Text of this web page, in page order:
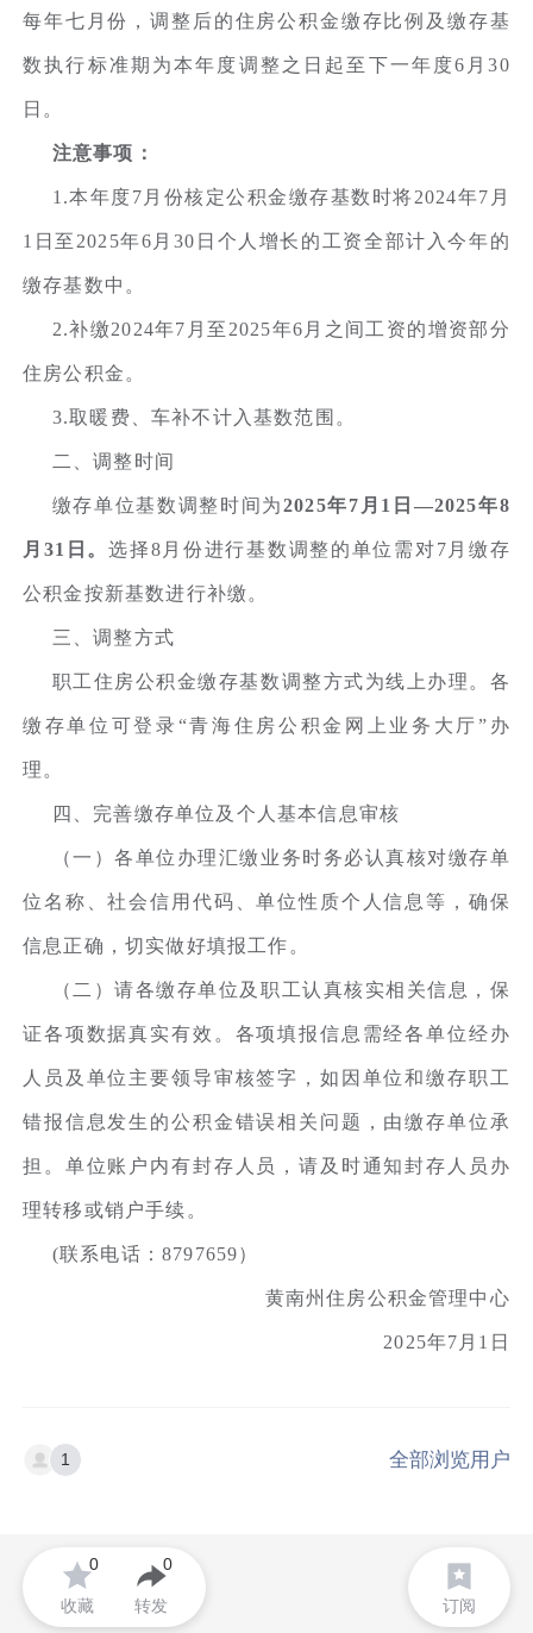
每年七月份，调整后的住房公积金缴存比例及缴存基
数执行标准期为本年度调整之日起至下一年度6月30
日。
注意事项：
1.本年度7月份核定公积金缴存基数时将2024年7月
1日至2025年6月30日个人增长的工资全部计入今年的
缴存基数中。
2.补缴2024年7月至2025年6月之间工资的增资部分
住房公积金。
3.取暖费、车补不计入基数范围。
二、调整时间
缴存单位基数调整时间为2025年7月1日—2025年8
月31日。选择8月份进行基数调整的单位需对7月缴存
公积金按新基数进行补缴。
三、调整方式
职工住房公积金缴存基数调整方式为线上办理。各
缴存单位可登录“青海住房公积金网上业务大厅”办
理。
四、完善缴存单位及个人基本信息审核
（一）各单位办理汇缴业务时务必认真核对缴存单
位名称、社会信用代码、单位性质个人信息等，确保
信息正确，切实做好填报工作。
（二）请各缴存单位及职工认真核实相关信息，保
证各项数据真实有效。各项填报信息需经各单位经办
人员及单位主要领导审核签字，如因单位和缴存职工
错报信息发生的公积金错误相关问题，由缴存单位承
担。单位账户内有封存人员，请及时通知封存人员办
理转移或销户手续。
(联系电话：8797659）
黄南州住房公积金管理中心
2025年7月1日
1 全部浏览用户
收藏
0
转发
0
订阅